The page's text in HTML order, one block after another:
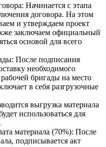
Начинается с этапа
договора. На этом
и утверждаем проект
заключаем официальный
основой для всего
После подписания
необходимого
бригады на место
в себя разгрузочные
выгрузка материала
использоваться для
материала (70%): После
подписывается акт